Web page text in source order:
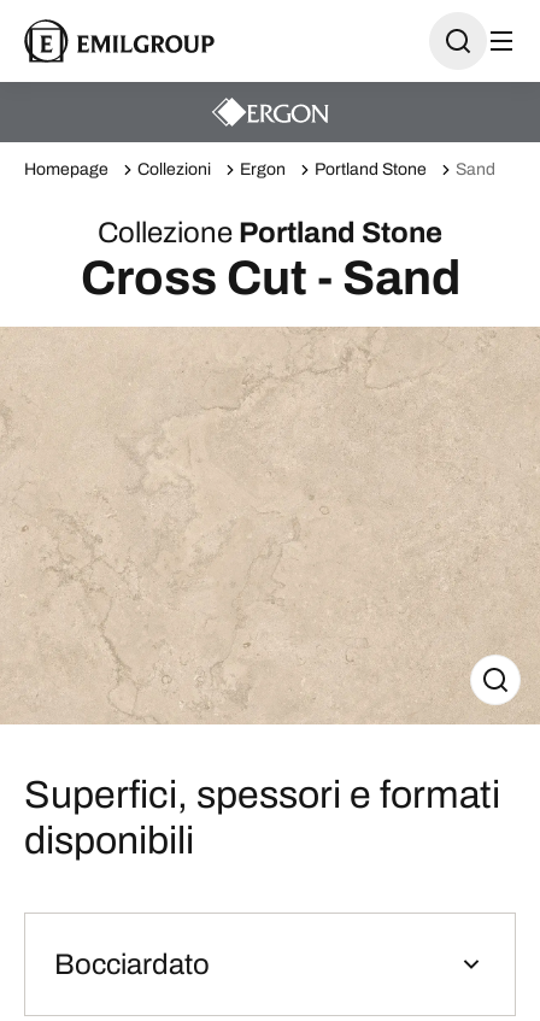
Homepage Collezioni Ergon Portland Stone Sand
Collezione Portland Stone
Cross Cut - Sand
Superfici, spessori e formati
disponibili
Bocciardato